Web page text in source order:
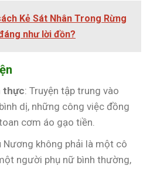
Kẻ Sát Nhân Trong Rừng
như lời đồn?
thực: Truyện tập trung vào
dị, những công việc đồng
cơm áo gạo tiền.
Nương không phải là một cô
người phụ nữ bình thường,